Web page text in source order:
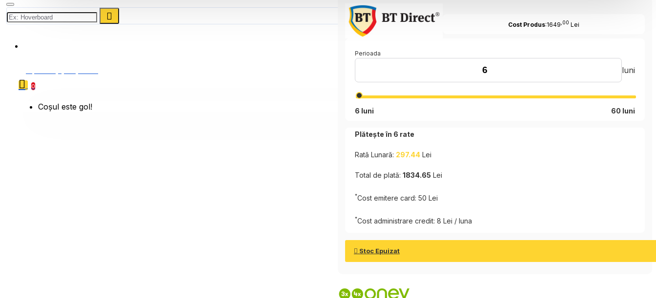
0
Coșul este gol!
Cost Produs:1649 ,00 Lei
Perioada
luni
6 luni 60 luni
Plătește în 6 rate
Rată Lunară: 297.44 Lei
Total de plată: 1834.65 Lei
*Cost emitere card: 50 Lei
*Cost administrare credit: 8 Lei / luna
Stoc Epuizat